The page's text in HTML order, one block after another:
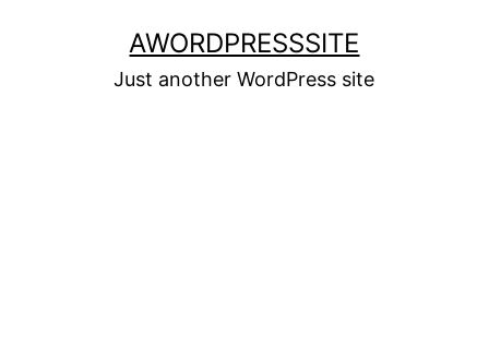
AWORDPRESSSITE
Just another WordPress site